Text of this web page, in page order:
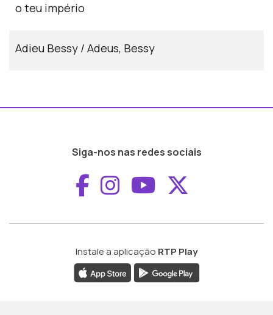
o teu império
Adieu Bessy / Adeus, Bessy
Siga-nos nas redes sociais
Aceder ao
Aceder ao
Aceder ao
Instale a aplicação RTP Play